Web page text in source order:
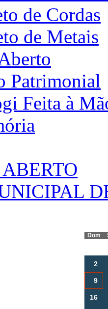
de Cordas
de Metais
Patrimonial
Feita à
Dom
2
9
16